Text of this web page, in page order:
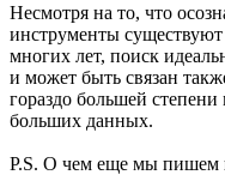
Несмотря на то, что
инструменты
многих лет, поиск
и может быть связан
гораздо большей степени
больших данных.
P.S. О чем еще мы пишем